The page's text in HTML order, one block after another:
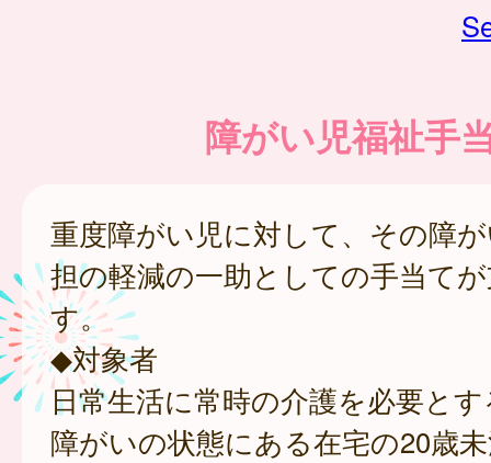
障がい児福祉手
重度障がい児に対して、その障
担の軽減の一助としての手当て
す。
◆対象者
日常生活に常時の介護を必要と
障がいの状態にある在宅の20歳